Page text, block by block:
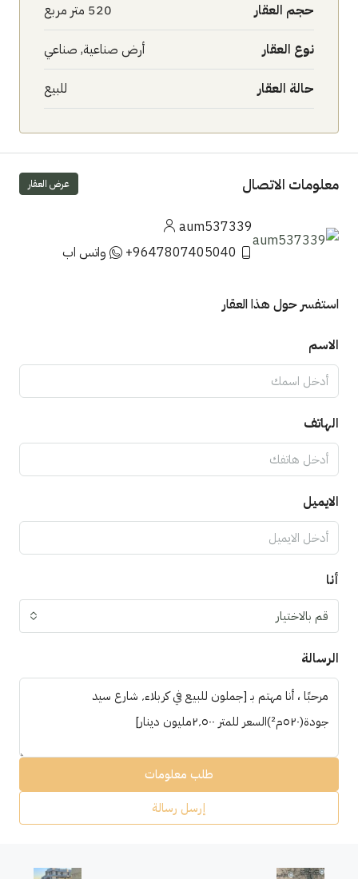
حجم العقار 520 متر مربع
نوع العقار أرض صناعية, صناعي
حالة العقار للبيع
معلومات الاتصال عرض العقار
aum537339
+9647807405040
واتس اب
استفسر حول هذا العقار
الاسم
الهاتف
الايميل
أنا
قم بالاختيار
الرسالة
طلب معلومات
إرسل رسالة